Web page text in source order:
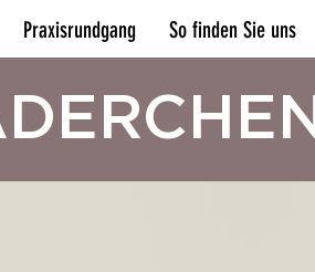
Praxisrundgang So finden Sie uns